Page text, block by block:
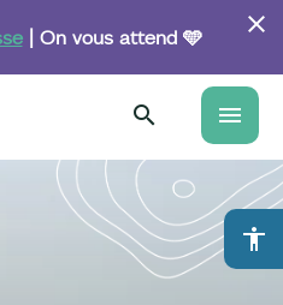
| On vous attend 🩵
menu
accessibility